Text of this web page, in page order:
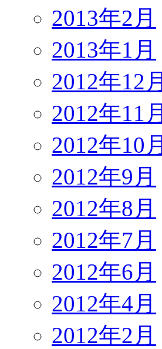
2013年2月
2013年1月
2012年12月
2012年11月
2012年10月
2012年9月
2012年8月
2012年7月
2012年6月
2012年4月
2012年2月